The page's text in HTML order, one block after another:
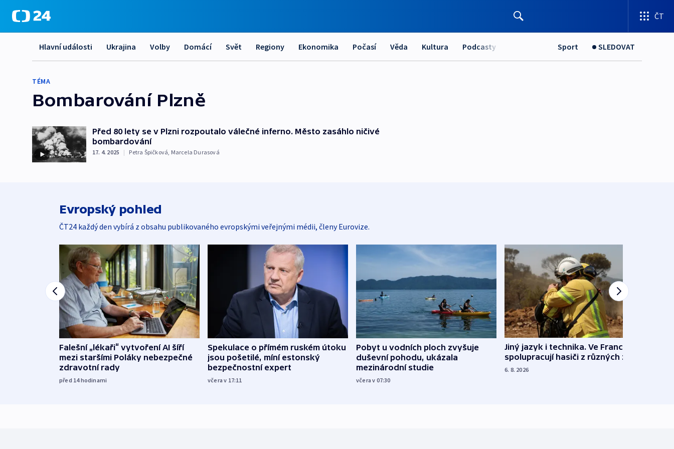
ČT
Hlavní události Ukrajina Volby Domácí Svět Regiony Ekonomika Počasí Věda Kultura Podcasty Sport SLEDOVAT
TÉMA
Bombarování Plzně
Před 80 lety se v Plzni rozpoutalo válečné inferno. Město zasáhlo ničivé
bombardování
17. 4. 2025 | Petra Špičková, Marcela Durasová
Evropský pohled
ČT24 každý den vybírá z obsahu publikovaného evropskými veřejnými médii, členy Eurovize.
Falešní „lékaři“ vytvoření AI šíří
mezi staršími Poláky nebezpečné
zdravotní rady
před 14hodinami
Spekulace o přímém ruském útoku
jsou pošetilé, míní estonský
bezpečnostní expert
včera v 17:11
Pobyt u vodních ploch zvyšuje
duševní pohodu, ukázala
mezinárodní studie
včera v 07:30
Jiný jazyk i technika. Ve Francii
spolupracují hasiči z různých zemí
6. 8. 2026